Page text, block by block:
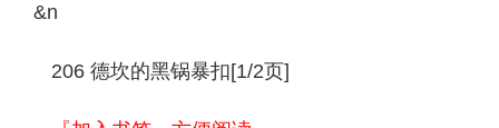
&n
206 德坎的黑锅暴扣[1/2页]